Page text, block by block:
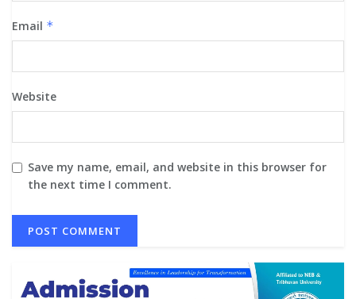
Email *
Website
Save my name, email, and website in this browser for
the next time I comment.